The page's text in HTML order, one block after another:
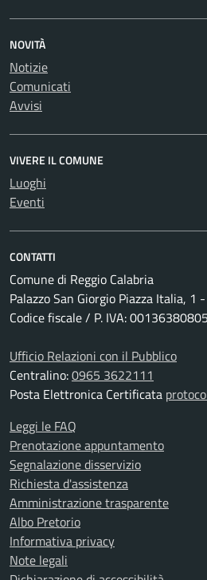
NOVITÀ
Notizie
Comunicati
Avvisi
VIVERE IL COMUNE
Luoghi
Eventi
CONTATTI
Comune di Reggio Calabria
Palazzo San Giorgio Piazza Italia, 1
Codice fiscale / P. IVA: 00136380805
Ufficio Relazioni con il Pubblico
Centralino:0965 3622111
Posta Elettronica Certificata
Leggi le FAQ
Prenotazione appuntamento
Segnalazione disservizio
Richiesta d'assistenza
Amministrazione trasparente
Albo Pretorio
Informativa privacy
Note legali